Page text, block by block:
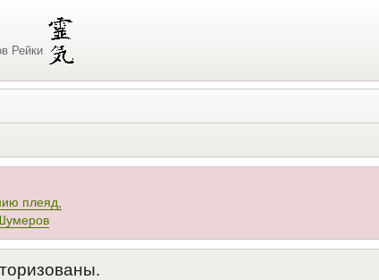
Рейки
плеяд,